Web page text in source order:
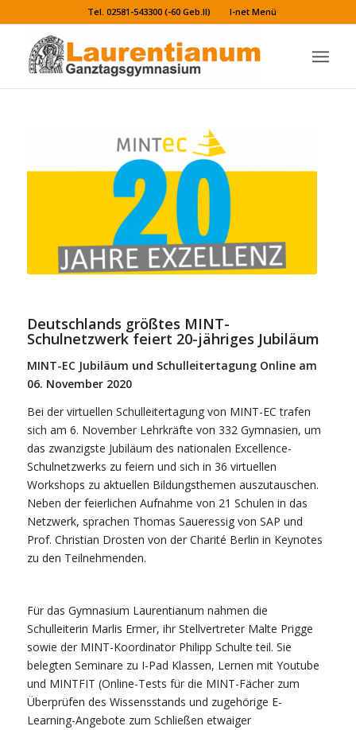
Tel. 02581-543300 (-60 Geb.II) I-net Menü
Deutschlands größtes MINT-
Schulnetzwerk feiert 20-jähriges Jubiläum
MINT-EC Jubiläum und Schulleitertagung Online am
06. November 2020
Bei der virtuellen Schulleitertagung von MINT-EC trafen
sich am 6. November Lehrkräfte von 332 Gymnasien, um
das zwanzigste Jubiläum des nationalen Excellence-
Schulnetzwerks zu feiern und sich in 36 virtuellen
Workshops zu aktuellen Bildungsthemen auszutauschen.
Neben der feierlichen Aufnahme von 21 Schulen in das
Netzwerk, sprachen Thomas Saueressig von SAP und
Prof. Christian Drosten von der Charité Berlin in Keynotes
zu den Teilnehmenden.
Für das Gymnasium Laurentianum nahmen die
Schulleiterin Marlis Ermer, ihr Stellvertreter Malte Prigge
sowie der MINT-Koordinator Philipp Schulte teil. Sie
belegten Seminare zu I-Pad Klassen, Lernen mit Youtube
und MINTFIT (Online-Tests für die MINT-Fächer zum
Überprüfen des Wissensstands und zugehörige E-
Learning-Angebote zum Schließen etwaiger